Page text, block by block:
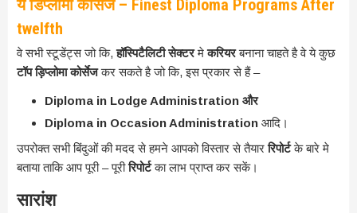
ये डिप्लोेमा कोर्सेज – Finest Diploma Programs After
twelfth
वे सभी स्टूडेंट्स जो कि, हॉस्पिटैलिटी सेक्टरमेकरियरबनाना चाहते है वे ये कुछ
टॉप ड़िप्लोमा कोर्सेजकर सकते है जो कि, इस प्रकार से हैं –
Diploma in Lodge Administration और
Diploma in Occasion Administration आदि।
उपरोक्त सभी बिंदुओं की मदद से हमने आपको विस्तार से तैयाररिपोर्टके बारे मे
बताया ताकि आप पूरी – पूरीरिपोर्टका लाभ प्राप्त कर सकें।
सारांश